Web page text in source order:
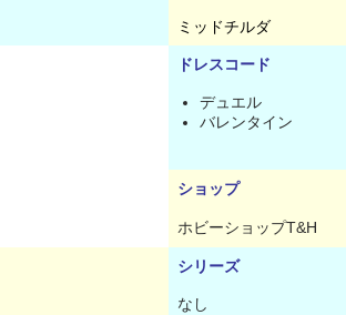
ミッドチルダ
ドレスコード
デュエル
バレンタイン
ショップ
ホビーショップT&H
シリーズ
なし